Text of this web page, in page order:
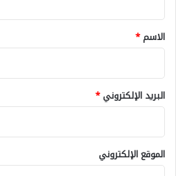
*
الاسم*
البريد الإلكتروني*
الموقع الإلكتروني